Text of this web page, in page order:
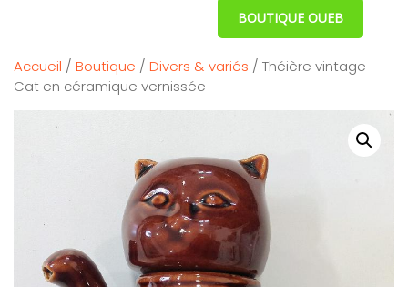
BOUTIQUE OUEB
Accueil / Boutique / Divers & variés / Théière vintage
Cat en céramique vernissée